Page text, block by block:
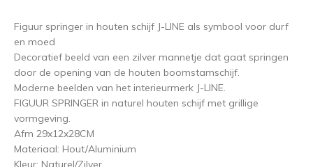
Figuur springer in houten schijf J-LINE als symbool voor durf
en moed
Decoratief beeld van een zilver mannetje dat gaat springen
door de opening van de houten boomstamschijf.
Moderne beelden van het interieurmerk J-LINE.
FIGUUR SPRINGER in naturel houten schijf met grillige
vormgeving.
Afm 29x12x28CM
Materiaal: Hout/Aluminium
Kleur: Naturel/Zilver